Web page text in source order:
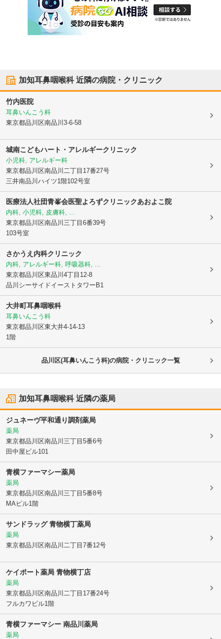
加知耳鼻咽喉科近隣の病院・クリニック
竹内医院
耳鼻いんこう科
東京都品川区南品川3-6-58
城南こどもハート・アレルギークリニック
小児科, アレルギー科
東京都品川区南品川二丁目17番27号
三井南品川ハイツ1階102号室
医療法人社団青峯会医聖よろずクリニックあおよこ院
内科, 小児科, 皮膚科, ...
東京都品川区南品川三丁目6番39号
103号室
さかうえ内科クリニック
内科, アレルギー科, 呼吸器科, ...
東京都品川区東品川4丁目12-8
品川シーサイドイーストタワーB1
大井町耳鼻咽喉科
耳鼻いんこう科
東京都品川区東大井4-14-13
1階
品川区(耳鼻いんこう科)の病院・クリニック一覧
加知耳鼻咽喉科近隣の薬局
ジュネーヴ平和通り調剤薬局
薬局
東京都品川区南品川三丁目5番6号
田中屋ビル101
青横ファーマシー薬局
薬局
東京都品川区南品川三丁目5番8号
MAビル1階
サンドラッグ 青物横丁薬局
薬局
東京都品川区南品川二丁目7番12号
ケイポート薬局 青物横丁店
薬局
東京都品川区南品川二丁目17番24号
フルカワビル1階
青横ファーマシー 南品川薬局
薬局